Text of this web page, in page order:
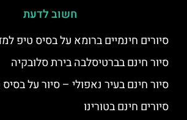
חשוב לדעת
סיורים חינמיים ברומא על בסיס טיפ
סיור חינם בברטיסלבה בירת סלובקיה
סיור חינם בעיר נאפולי – סיור על
סיורים חינם בטורינו